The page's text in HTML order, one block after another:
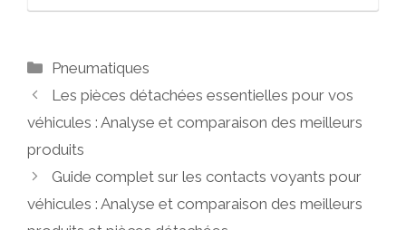
Catégories
Pneumatiques
Les pièces détachées essentielles pour vos
véhicules : Analyse et comparaison des meilleurs
produits
Guide complet sur les contacts voyants pour
véhicules : Analyse et comparaison des meilleurs